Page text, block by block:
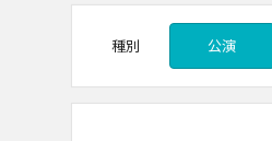
種別 公演